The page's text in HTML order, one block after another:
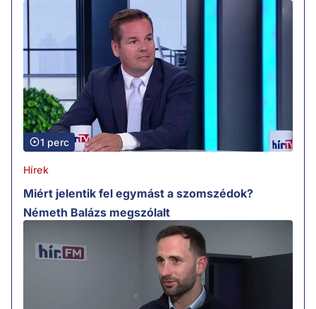
1 perc
Hírek
Miért jelentik fel egymást a szomszédok?
Németh Balázs megszólalt